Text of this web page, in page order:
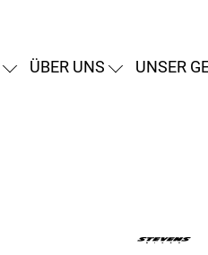
ÜBER UNS UNSER